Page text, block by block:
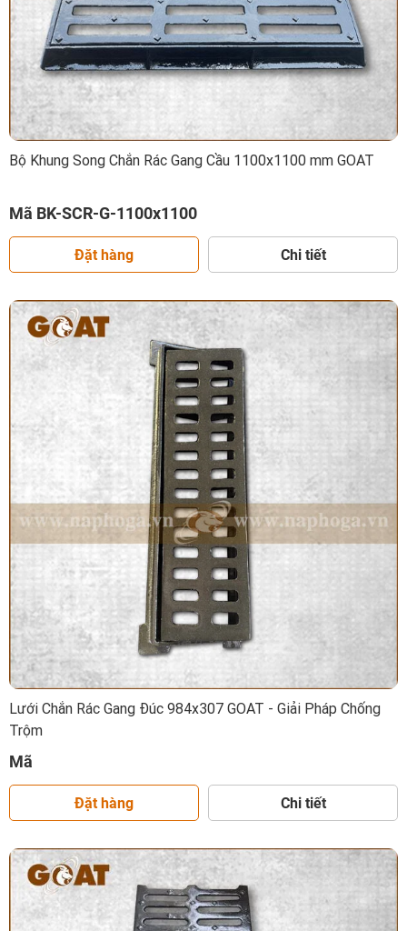
Bộ Khung Song Chắn Rác Gang Cầu 1100x1100 mm GOAT
Mã BK-SCR-G-1100x1100
Đặt hàng Chi tiết
Lưới Chắn Rác Gang Đúc 984x307 GOAT - Giải Pháp Chống
Trộm
Mã
Đặt hàng Chi tiết